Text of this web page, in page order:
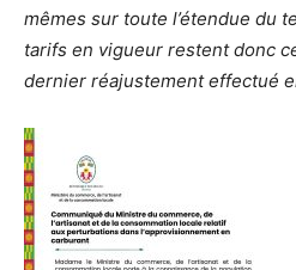
mêmes sur toute l’étendue du
tarifs en vigueur restent donc
dernier réajustement effectué